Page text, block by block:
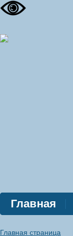
Главная
Главная страница